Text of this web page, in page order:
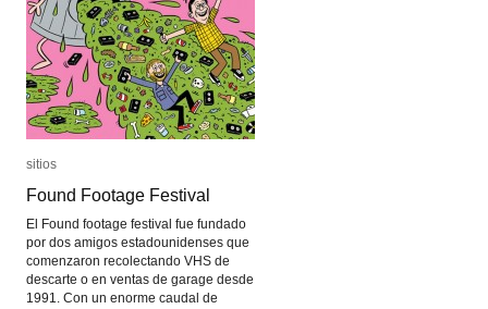
sitios
Found Footage Festival
El Found footage festival fue fundado
por dos amigos estadounidenses que
comenzaron recolectando VHS de
descarte o en ventas de garage desde
1991. Con un enorme caudal de
sitios
Found Footage Festival